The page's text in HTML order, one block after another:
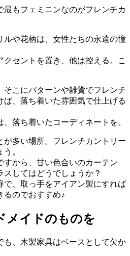
最もフェミニンなのがフレンチカ
ルや花柄は、女性たちの永遠の憧
クセントを置き、他は控える。こ
そこにパターンや雑貨でフレンチ
ば、落ち着いた雰囲気で仕上げる
落ち着いたコーディネートを。
が多い場所。フレンチカントリー
。
すから、甘い色合いのカーテン
してはどうでしょうか？
で、取っ手をアイアン製にすれば
るのでおすすめ♪
メイドのものを
も、木製家具はベースとして欠か